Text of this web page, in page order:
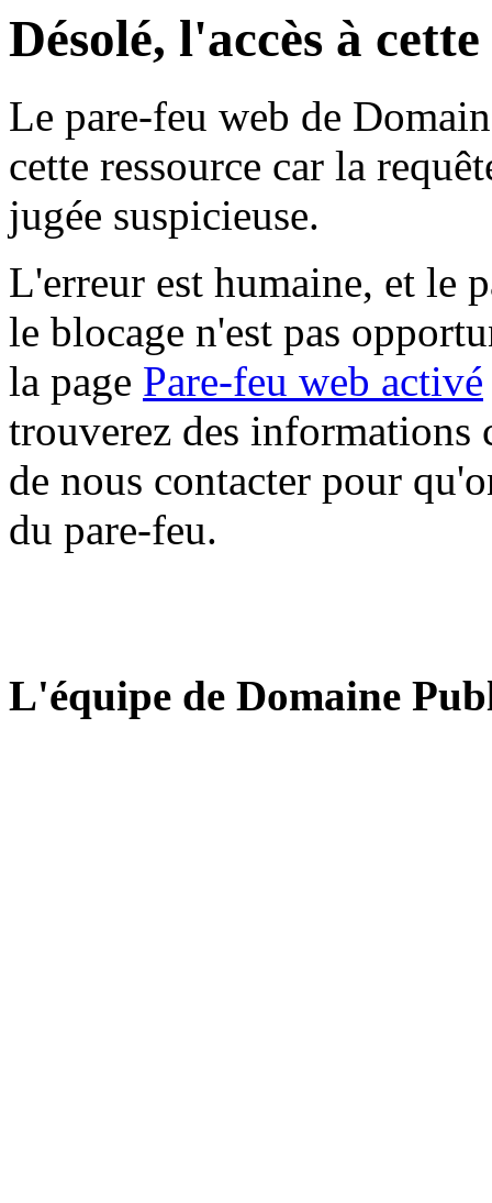
Désolé, l'accès à
Le pare-feu web de
cette ressource car la
jugée suspicieuse.
L'erreur est humaine, et le
le blocage n'est pas
la page Pare-feu web activé
trouverez des informations
de nous contacter pour
du pare-feu.
L'équipe de Domaine